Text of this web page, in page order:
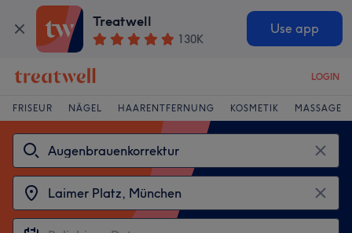
Treatwell
130K
Use app
LOGIN
FRISEUR NÄGEL HAARENTFERNUNG KOSMETIK MASSAGE